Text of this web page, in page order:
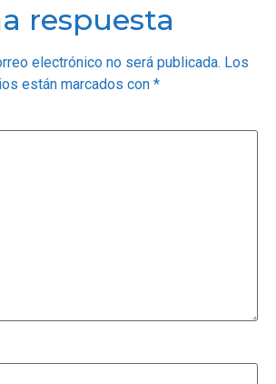
respuesta
electrónico no será publicada. Los
están marcados con *